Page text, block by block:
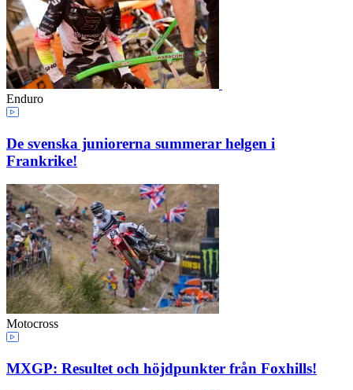
Enduro
De svenska juniorerna summerar helgen i
Frankrike!
Motocross
MXGP: Resultet och höjdpunkter från Foxhills!